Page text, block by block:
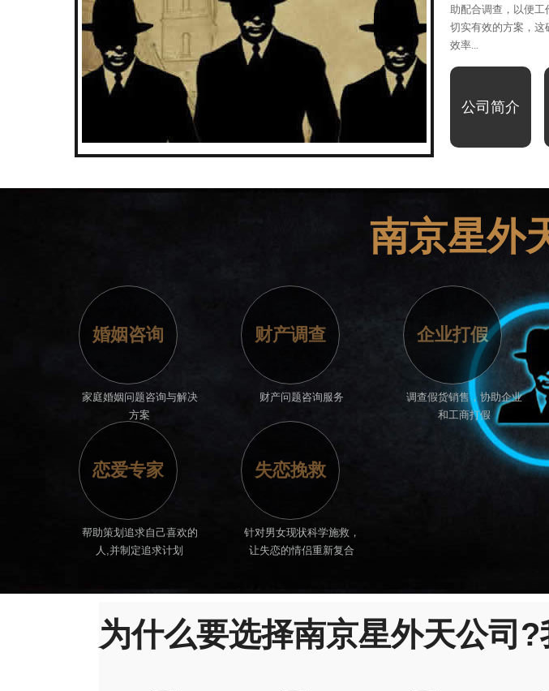
助配合调查，以便工
切实有效的方案，这
效率...
公司简介
南京星外
婚姻咨询
家庭婚姻问题咨询与解决
方案
财产调查
财产问题咨询服务
企业打假
调查假货销售，协助企业
和工商打假
恋爱专家
帮助策划追求自己喜欢的
人,并制定追求计划
失恋挽救
针对男女现状科学施救，
让失恋的情侣重新复合
为什么要选择南京星外天公司